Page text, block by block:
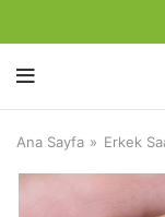
Ana Sayfa Erkek